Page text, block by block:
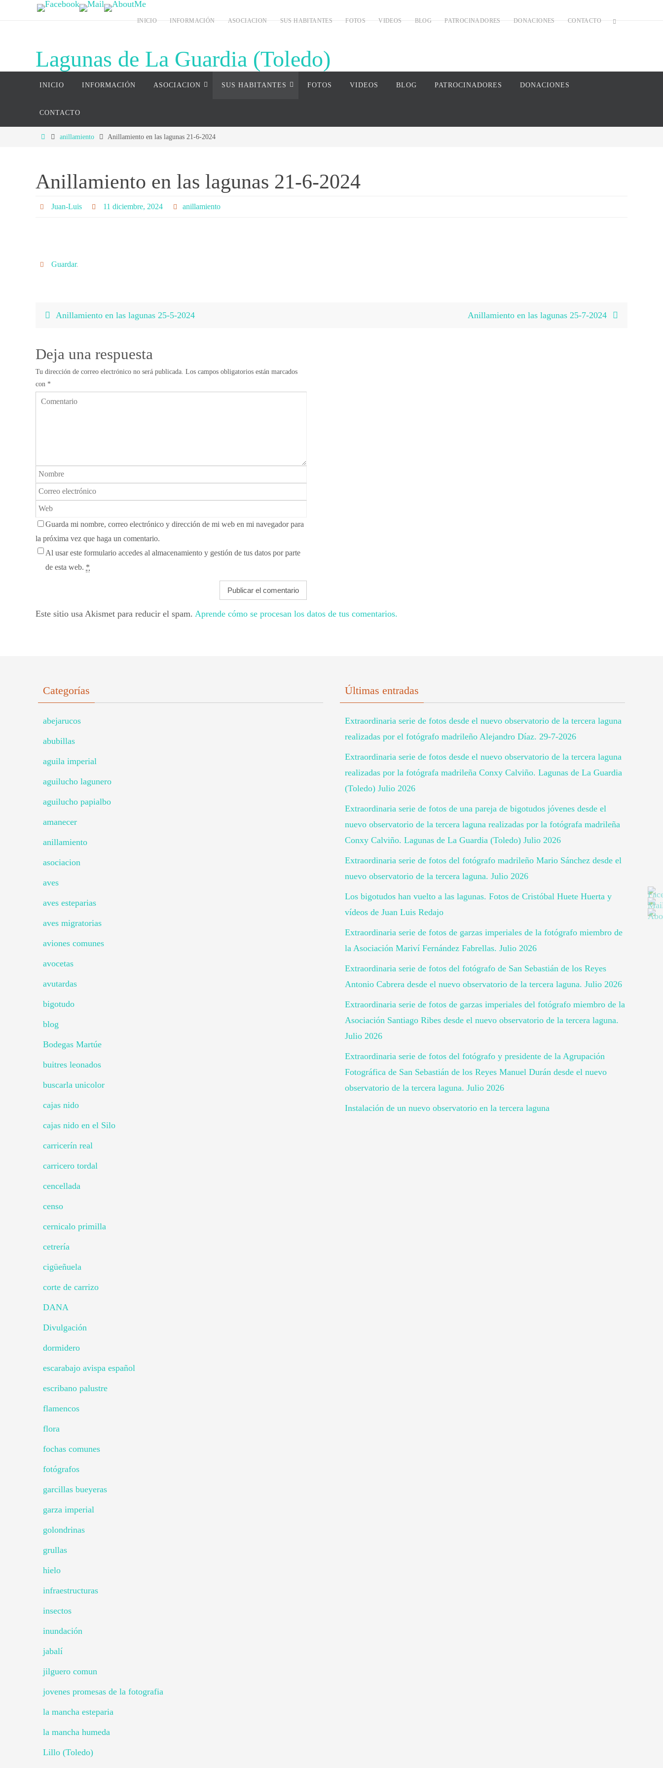
INICIO INFORMACIÓN ASOCIACION SUS HABITANTES FOTOS VIDEOS BLOG PATROCINADORES DONACIONES CONTACTO
Lagunas de La Guardia (Toledo)
Página web del complejo lagunar de La Guardia (Toledo)
INICIO INFORMACIÓN ASOCIACION SUS HABITANTES FOTOS VIDEOS BLOG PATROCINADORES DONACIONES
CONTACTO
Inicioanillamiento Anillamiento en las lagunas 21-6-2024
Anillamiento en las lagunas 21-6-2024
Juan-Luis 11 diciembre, 2024 anillamiento
Guardar.
Anillamiento en las lagunas 25-5-2024 Anillamiento en las lagunas 25-7-2024
Deja una respuesta
Tu dirección de correo electrónico no será publicada. Los campos obligatorios están marcados
con *
Guarda mi nombre, correo electrónico y dirección de mi web en mi navegador para
la próxima vez que haga un comentario.
Al usar este formulario accedes al almacenamiento y gestión de tus datos por parte
de esta web. *
Este sitio usa Akismet para reducir el spam. Aprende cómo se procesan los datos de tus comentarios.
Categorías
abejarucos
abubillas
aguila imperial
aguilucho lagunero
aguilucho papialbo
amanecer
anillamiento
asociacion
aves
aves esteparias
aves migratorias
aviones comunes
avocetas
avutardas
bigotudo
blog
Bodegas Martúe
buitres leonados
buscarla unicolor
cajas nido
cajas nido en el Silo
carricerín real
carricero tordal
cencellada
censo
cernicalo primilla
cetrería
cigüeñuela
corte de carrizo
DANA
Divulgación
dormidero
escarabajo avispa español
escribano palustre
flamencos
flora
fochas comunes
fotógrafos
garcillas bueyeras
garza imperial
golondrinas
grullas
hielo
infraestructuras
insectos
inundación
jabalí
jilguero comun
jovenes promesas de la fotografia
la mancha esteparia
la mancha humeda
Lillo (Toledo)
Últimas entradas
Extraordinaria serie de fotos desde el nuevo observatorio de la tercera laguna
realizadas por el fotógrafo madrileño Alejandro Díaz. 29-7-2026
Extraordinaria serie de fotos desde el nuevo observatorio de la tercera laguna
realizadas por la fotógrafa madrileña Conxy Calviño. Lagunas de La Guardia
(Toledo) Julio 2026
Extraordinaria serie de fotos de una pareja de bigotudos jóvenes desde el
nuevo observatorio de la tercera laguna realizadas por la fotógrafa madrileña
Conxy Calviño. Lagunas de La Guardia (Toledo) Julio 2026
Extraordinaria serie de fotos del fotógrafo madrileño Mario Sánchez desde el
nuevo observatorio de la tercera laguna. Julio 2026
Los bigotudos han vuelto a las lagunas. Fotos de Cristóbal Huete Huerta y
vídeos de Juan Luis Redajo
Extraordinaria serie de fotos de garzas imperiales de la fotógrafo miembro de
la Asociación Mariví Fernández Fabrellas. Julio 2026
Extraordinaria serie de fotos del fotógrafo de San Sebastián de los Reyes
Antonio Cabrera desde el nuevo observatorio de la tercera laguna. Julio 2026
Extraordinaria serie de fotos de garzas imperiales del fotógrafo miembro de la
Asociación Santiago Ribes desde el nuevo observatorio de la tercera laguna.
Julio 2026
Extraordinaria serie de fotos del fotógrafo y presidente de la Agrupación
Fotográfica de San Sebastián de los Reyes Manuel Durán desde el nuevo
observatorio de la tercera laguna. Julio 2026
Instalación de un nuevo observatorio en la tercera laguna